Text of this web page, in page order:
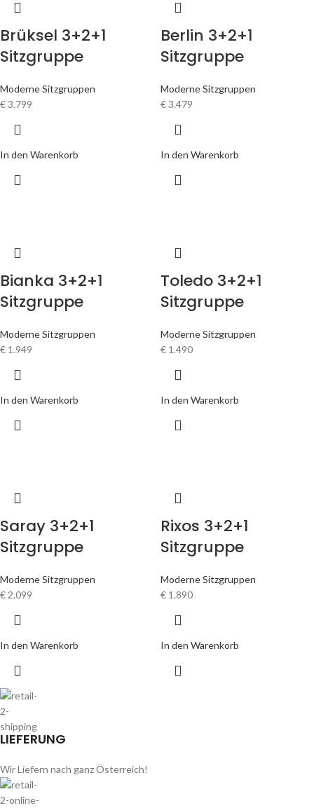
Brüksel 3+2+1
Sitzgruppe
Moderne Sitzgruppen
€3.799
In den Warenkorb
Berlin 3+2+1
Sitzgruppe
Moderne Sitzgruppen
€3.479
In den Warenkorb
Bianka 3+2+1
Sitzgruppe
Moderne Sitzgruppen
€ 1.949
In den Warenkorb
Toledo 3+2+1
Sitzgruppe
Moderne Sitzgruppen
€ 1.490
In den Warenkorb
Saray 3+2+1
Sitzgruppe
Moderne Sitzgruppen
€2.099
In den Warenkorb
Rixos 3+2+1
Sitzgruppe
Moderne Sitzgruppen
€ 1.890
In den Warenkorb
LIEFERUNG
Wir Liefern nach ganz Österreich!